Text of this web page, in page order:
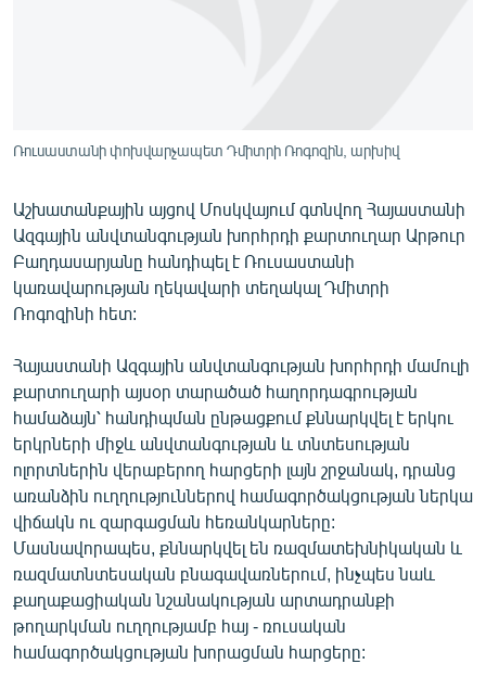
ԿՈՐՈՆԱՎԻՐՈՒՍ
ԱՐԽԻՎ
ՏԵՍԱՆՅՈՒԹԵՐ
ԲԱՆԱՎԵՃ
ՁԳՏԵԼՈՎ ԼԱՎԱԳՈՒՅՆԻՆ
ՓՈԴՔԱՍԹ
Հայերեն
English
Русский
ՀԵՏԵՎԵՔ ՄԵԶ
Ռուսաստանի փոխվարչապետ Դմիտրի Ռոգոզին, արխիվ
Աշխատանքային այցով Մոսկվայում գտնվող Հայաստանի
Ազգային անվտանգության խորհրդի քարտուղար Արթուր
Բաղդասարյանը հանդիպել է Ռուսաստանի
կառավարության ղեկավարի տեղակալ Դմիտրի
Ռոգոզինի հետ:
Հայաստանի Ազգային անվտանգության խորհրդի մամուլի
քարտուղարի այսօր տարածած հաղորդագրության
համաձայն՝ հանդիպման ընթացքում քննարկվել է երկու
երկրների միջև անվտանգության և տնտեսության
ոլորտներին վերաբերող հարցերի լայն շրջանակ, դրանց
առանձին ուղղություններով համագործակցության ներկա
վիճակն ու զարգացման հեռանկարները:
Մասնավորապես, քննարկվել են ռազմատեխնիկական և
ռազմատնտեսական բնագավառներում, ինչպես նաև
քաղաքացիական նշանակության արտադրանքի
թողարկման ուղղությամբ հայ - ռուսական
համագործակցության խորացման հարցերը: